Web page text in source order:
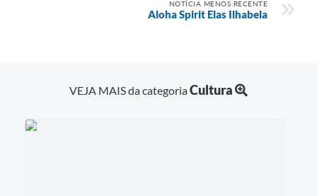
NOTÍCIA MENOS RECENTE
Aloha Spirit Elas Ilhabela
VEJA MAIS da categoriaCultura